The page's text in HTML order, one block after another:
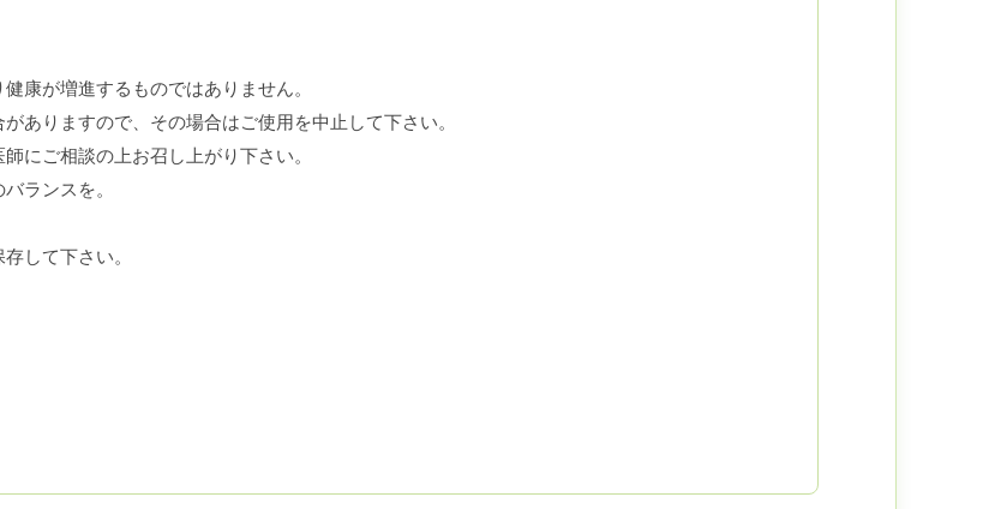
康が増進するものではありません。
ありますので、その場合はご使用を中止して下さい。
にご相談の上お召し上がり下さい。
ランスを。
して下さい。